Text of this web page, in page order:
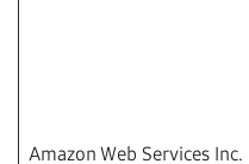
Amazon Web Services